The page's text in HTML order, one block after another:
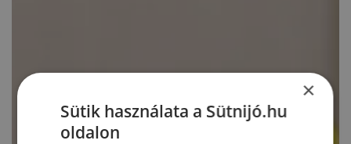
×
Sütik használata a Sütnijó.hu
oldalon